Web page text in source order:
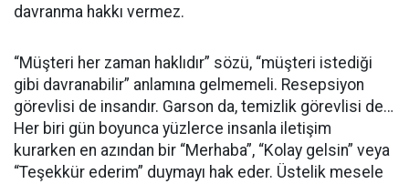
davranma hakkı vermez.
“Müşteri her zaman haklıdır” sözü, “müşteri istediği
gibi davranabilir” anlamına gelmemeli. Resepsiyon
görevlisi de insandır. Garson da, temizlik görevlisi de…
Her biri gün boyunca yüzlerce insanla iletişim
kurarken en azından bir “Merhaba”, “Kolay gelsin” veya
“Teşekkür ederim” duymayı hak eder. Üstelik mesele